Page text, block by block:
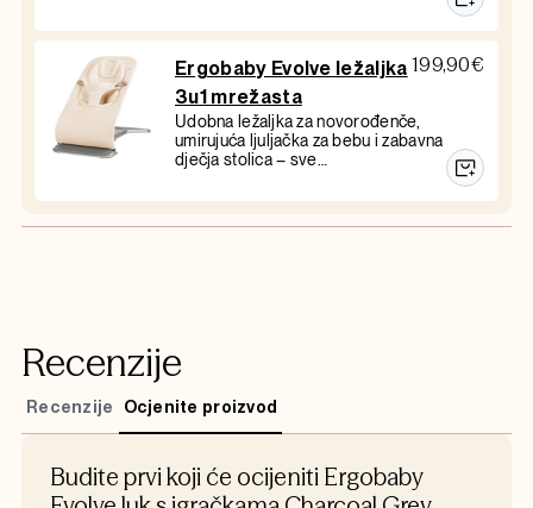
Ergobaby Evolve ležaljka
3u1 mrežasta
199,90€
Udobna ležaljka za novorođenče,
umirujuća ljuljačka za bebu i zabavna
dječja stolica – sve…
Recenzije
Recenzije Ocjenite proizvod
Budite prvi koji će ocijeniti Ergobaby